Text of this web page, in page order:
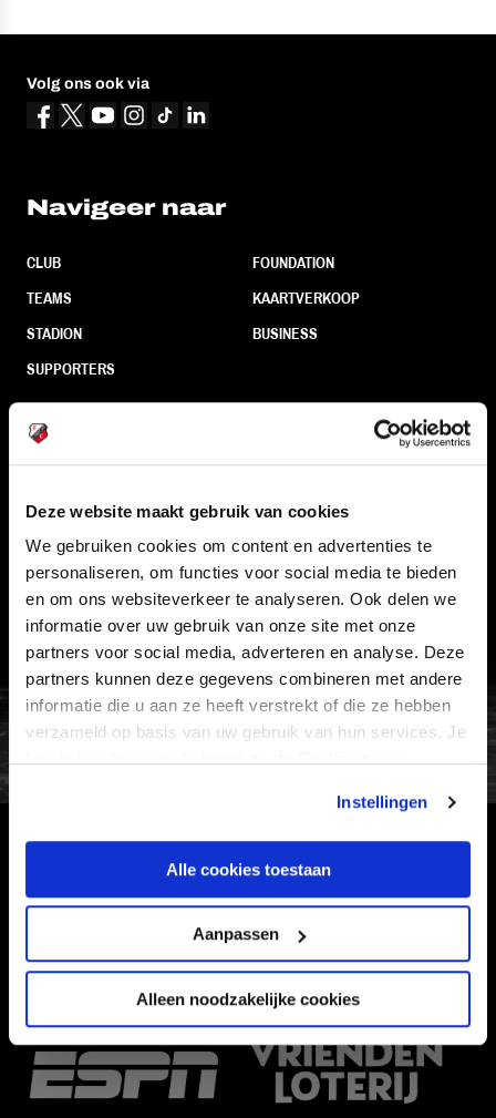
Deze website maakt gebruik van cookies
We gebruiken cookies om content en advertenties te
personaliseren, om functies voor social media te bieden
en om ons websiteverkeer te analyseren. Ook delen we
informatie over uw gebruik van onze site met onze
partners voor social media, adverteren en analyse. Deze
partners kunnen deze gegevens combineren met andere
informatie die u aan ze heeft verstrekt of die ze hebben
verzameld op basis van uw gebruik van hun services. Je
Instellingen
Alle cookies toestaan
Aanpassen
Alleen noodzakelijke cookies
Volg ons ook via
Navigeer naar
CLUB
TEAMS
STADION
SUPPORTERS
FOUNDATION
KAARTVERKOOP
BUSINESS
Informatie
VEELGESTELDE VRAGEN
CONTACT
WERKEN BIJ
VERTROUWENSPERSOON
FC Utrecht<br>vanuit<br>het
HOOFDSPONSOR
EREDIVISIEPARTNERS